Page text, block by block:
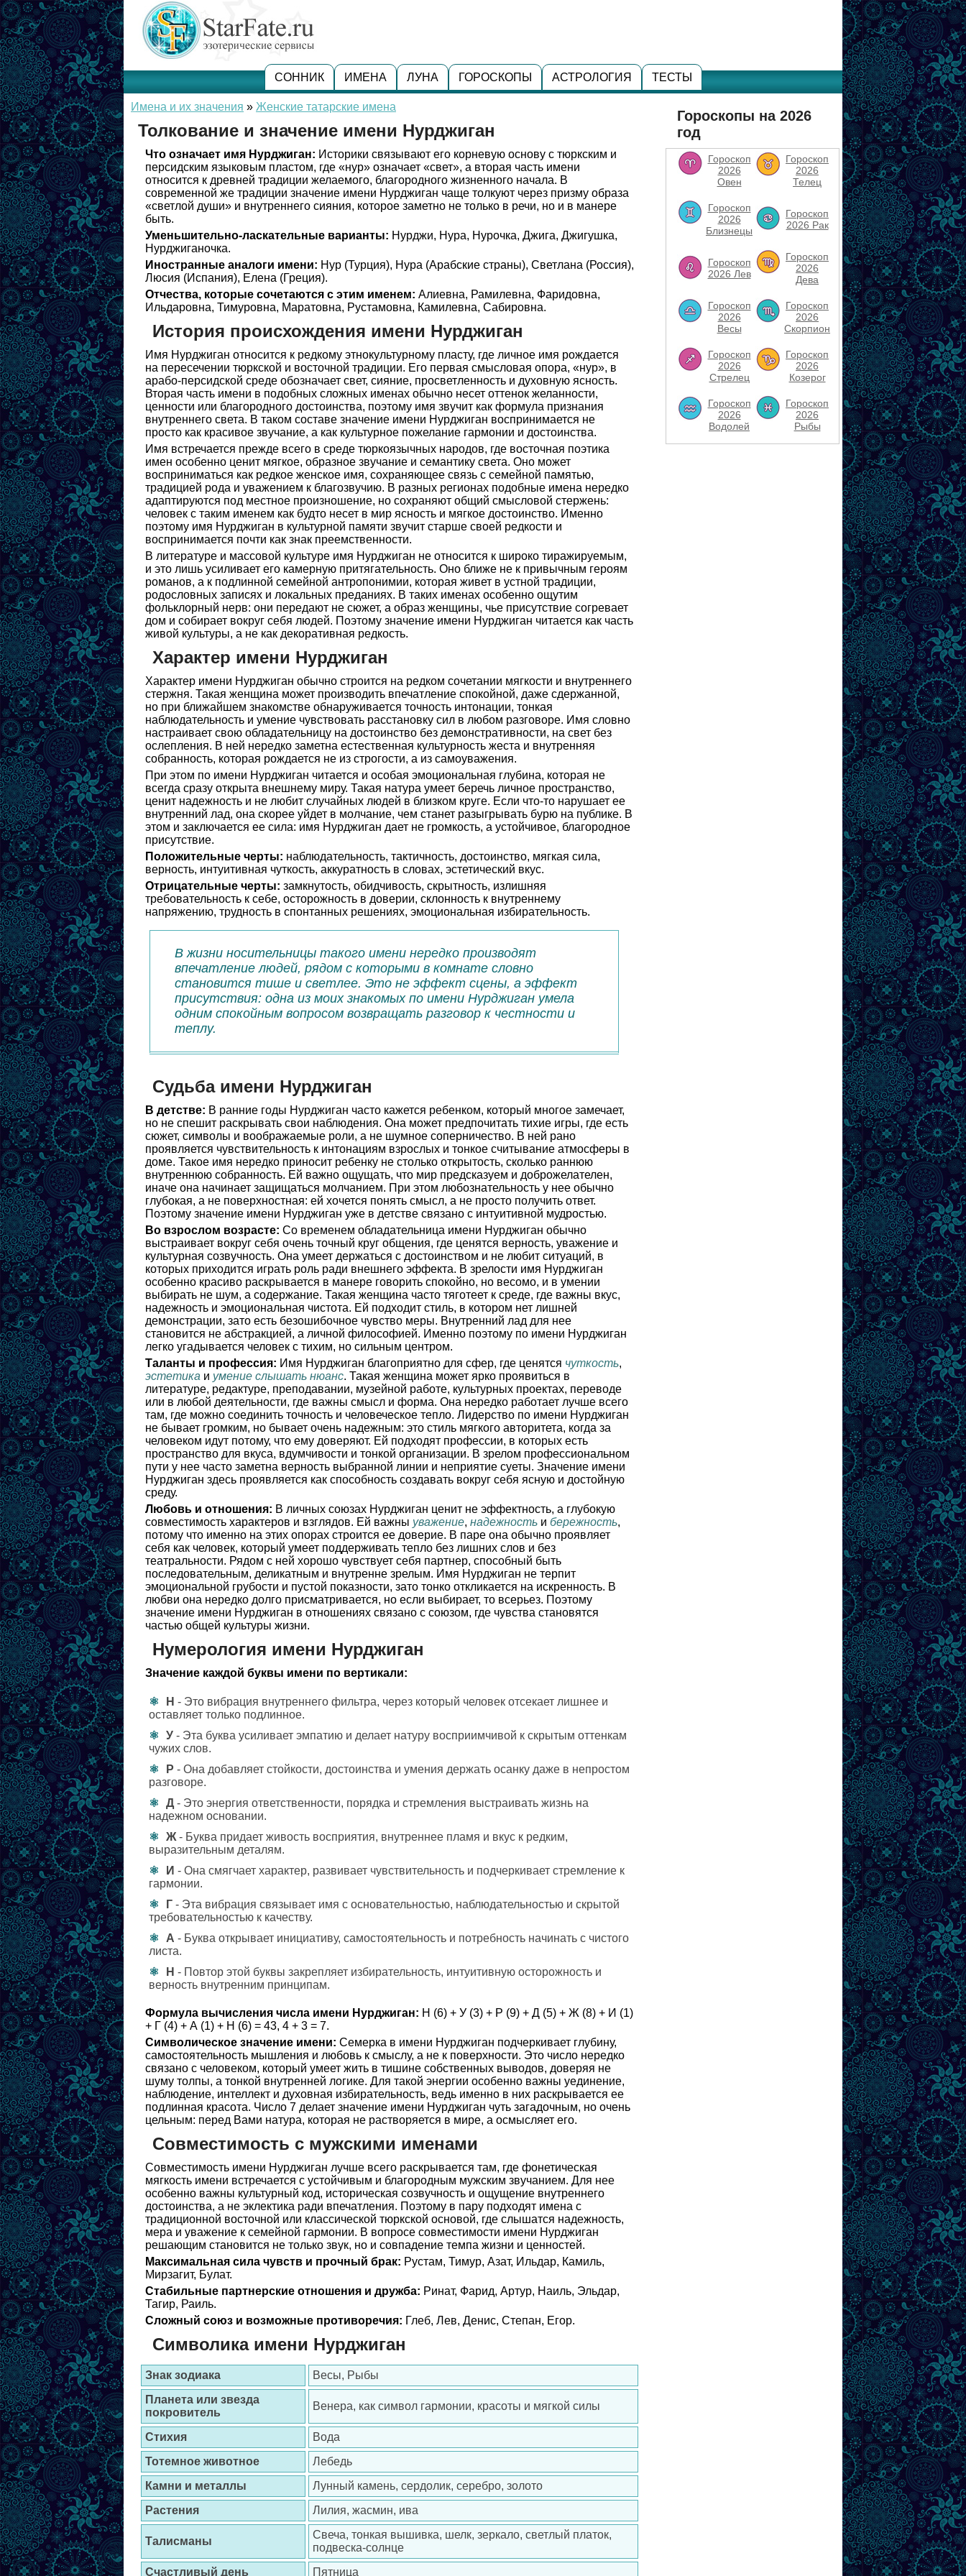
СОННИК ИМЕНА ЛУНА ГОРОСКОПЫ АСТРОЛОГИЯ ТЕСТЫ
Имена и их значения » Женские татарские имена
Толкование и значение имени Нурджиган
Что означает имя Нурджиган: Историки связывают его корневую основу с тюркским и
персидским языковым пластом, где «нур» означает «свет», а вторая часть имени
относится к древней традиции желаемого, благородного жизненного начала. В
современной же традиции значение имени Нурджиган чаще толкуют через призму образа
«светлой души» и внутреннего сияния, которое заметно не только в речи, но и в манере
быть.
Уменьшительно-ласкательные варианты: Нурджи, Нура, Нурочка, Джига, Джигушка,
Нурджиганочка.
Иностранные аналоги имени: Нур (Турция), Нура (Арабские страны), Светлана (Россия),
Люсия (Испания), Елена (Греция).
Отчества, которые сочетаются с этим именем: Алиевна, Рамилевна, Фаридовна,
Ильдаровна, Тимуровна, Маратовна, Рустамовна, Камилевна, Сабировна.
История происхождения имени Нурджиган
Имя Нурджиган относится к редкому этнокультурному пласту, где личное имя рождается
на пересечении тюркской и восточной традиции. Его первая смысловая опора, «нур», в
арабо-персидской среде обозначает свет, сияние, просветленность и духовную ясность.
Вторая часть имени в подобных сложных именах обычно несет оттенок желанности,
ценности или благородного достоинства, поэтому имя звучит как формула признания
внутреннего света. В таком составе значение имени Нурджиган воспринимается не
просто как красивое звучание, а как культурное пожелание гармонии и достоинства.
Имя встречается прежде всего в среде тюркоязычных народов, где восточная поэтика
имен особенно ценит мягкое, образное звучание и семантику света. Оно может
восприниматься как редкое женское имя, сохраняющее связь с семейной памятью,
традицией рода и уважением к благозвучию. В разных регионах подобные имена нередко
адаптируются под местное произношение, но сохраняют общий смысловой стержень:
человек с таким именем как будто несет в мир ясность и мягкое достоинство. Именно
поэтому имя Нурджиган в культурной памяти звучит старше своей редкости и
воспринимается почти как знак преемственности.
В литературе и массовой культуре имя Нурджиган не относится к широко тиражируемым,
и это лишь усиливает его камерную притягательность. Оно ближе не к привычным героям
романов, а к подлинной семейной антропонимии, которая живет в устной традиции,
родословных записях и локальных преданиях. В таких именах особенно ощутим
фольклорный нерв: они передают не сюжет, а образ женщины, чье присутствие согревает
дом и собирает вокруг себя людей. Поэтому значение имени Нурджиган читается как часть
живой культуры, а не как декоративная редкость.
Характер имени Нурджиган
Характер имени Нурджиган обычно строится на редком сочетании мягкости и внутреннего
стержня. Такая женщина может производить впечатление спокойной, даже сдержанной,
но при ближайшем знакомстве обнаруживается точность интонации, тонкая
наблюдательность и умение чувствовать расстановку сил в любом разговоре. Имя словно
настраивает свою обладательницу на достоинство без демонстративности, на свет без
ослепления. В ней нередко заметна естественная культурность жеста и внутренняя
собранность, которая рождается не из строгости, а из самоуважения.
При этом по имени Нурджиган читается и особая эмоциональная глубина, которая не
всегда сразу открыта внешнему миру. Такая натура умеет беречь личное пространство,
ценит надежность и не любит случайных людей в близком круге. Если что-то нарушает ее
внутренний лад, она скорее уйдет в молчание, чем станет разыгрывать бурю на публике. В
этом и заключается ее сила: имя Нурджиган дает не громкость, а устойчивое, благородное
присутствие.
Положительные черты: наблюдательность, тактичность, достоинство, мягкая сила,
верность, интуитивная чуткость, аккуратность в словах, эстетический вкус.
Отрицательные черты: замкнутость, обидчивость, скрытность, излишняя
требовательность к себе, осторожность в доверии, склонность к внутреннему
напряжению, трудность в спонтанных решениях, эмоциональная избирательность.
В жизни носительницы такого имени нередко производят
впечатление людей, рядом с которыми в комнате словно
становится тише и светлее. Это не эффект сцены, а эффект
присутствия: одна из моих знакомых по имени Нурджиган умела
одним спокойным вопросом возвращать разговор к честности и
теплу.
Судьба имени Нурджиган
В детстве: В ранние годы Нурджиган часто кажется ребенком, который многое замечает,
но не спешит раскрывать свои наблюдения. Она может предпочитать тихие игры, где есть
сюжет, символы и воображаемые роли, а не шумное соперничество. В ней рано
проявляется чувствительность к интонациям взрослых и тонкое считывание атмосферы в
доме. Такое имя нередко приносит ребенку не столько открытость, сколько раннюю
внутреннюю собранность. Ей важно ощущать, что мир предсказуем и доброжелателен,
иначе она начинает защищаться молчанием. При этом любознательность у нее обычно
глубокая, а не поверхностная: ей хочется понять смысл, а не просто получить ответ.
Поэтому значение имени Нурджиган уже в детстве связано с интуитивной мудростью.
Во взрослом возрасте: Со временем обладательница имени Нурджиган обычно
выстраивает вокруг себя очень точный круг общения, где ценятся верность, уважение и
культурная созвучность. Она умеет держаться с достоинством и не любит ситуаций, в
которых приходится играть роль ради внешнего эффекта. В зрелости имя Нурджиган
особенно красиво раскрывается в манере говорить спокойно, но весомо, и в умении
выбирать не шум, а содержание. Такая женщина часто тяготеет к среде, где важны вкус,
надежность и эмоциональная чистота. Ей подходит стиль, в котором нет лишней
демонстрации, зато есть безошибочное чувство меры. Внутренний лад для нее
становится не абстракцией, а личной философией. Именно поэтому по имени Нурджиган
легко угадывается человек с тихим, но сильным центром.
Таланты и профессия: Имя Нурджиган благоприятно для сфер, где ценятся чуткость,
эстетика и умение слышать нюанс. Такая женщина может ярко проявиться в
литературе, редактуре, преподавании, музейной работе, культурных проектах, переводе
или в любой деятельности, где важны смысл и форма. Она нередко работает лучше всего
там, где можно соединить точность и человеческое тепло. Лидерство по имени Нурджиган
не бывает громким, но бывает очень надежным: это стиль мягкого авторитета, когда за
человеком идут потому, что ему доверяют. Ей подходят профессии, в которых есть
пространство для вкуса, вдумчивости и тонкой организации. В зрелом профессиональном
пути у нее часто заметна верность выбранной линии и неприятие суеты. Значение имени
Нурджиган здесь проявляется как способность создавать вокруг себя ясную и достойную
среду.
Любовь и отношения: В личных союзах Нурджиган ценит не эффектность, а глубокую
совместимость характеров и взглядов. Ей важны уважение, надежность и бережность,
потому что именно на этих опорах строится ее доверие. В паре она обычно проявляет
себя как человек, который умеет поддерживать тепло без лишних слов и без
театральности. Рядом с ней хорошо чувствует себя партнер, способный быть
последовательным, деликатным и внутренне зрелым. Имя Нурджиган не терпит
эмоциональной грубости и пустой показности, зато тонко откликается на искренность. В
любви она нередко долго присматривается, но если выбирает, то всерьез. Поэтому
значение имени Нурджиган в отношениях связано с союзом, где чувства становятся
частью общей культуры жизни.
Нумерология имени Нурджиган
Значение каждой буквы имени по вертикали:
Н - Это вибрация внутреннего фильтра, через который человек отсекает лишнее и
оставляет только подлинное.
У - Эта буква усиливает эмпатию и делает натуру восприимчивой к скрытым оттенкам
чужих слов.
Р - Она добавляет стойкости, достоинства и умения держать осанку даже в непростом
разговоре.
Д - Это энергия ответственности, порядка и стремления выстраивать жизнь на
надежном основании.
Ж - Буква придает живость восприятия, внутреннее пламя и вкус к редким,
выразительным деталям.
И - Она смягчает характер, развивает чувствительность и подчеркивает стремление к
гармонии.
Г - Эта вибрация связывает имя с основательностью, наблюдательностью и скрытой
требовательностью к качеству.
А - Буква открывает инициативу, самостоятельность и потребность начинать с чистого
листа.
Н - Повтор этой буквы закрепляет избирательность, интуитивную осторожность и
верность внутренним принципам.
Формула вычисления числа имени Нурджиган: Н (6) + У (3) + Р (9) + Д (5) + Ж (8) + И (1)
+ Г (4) + А (1) + Н (6) = 43, 4 + 3 = 7.
Символическое значение имени: Семерка в имени Нурджиган подчеркивает глубину,
самостоятельность мышления и любовь к смыслу, а не к поверхности. Это число нередко
связано с человеком, который умеет жить в тишине собственных выводов, доверяя не
шуму толпы, а тонкой внутренней логике. Для такой энергии особенно важны уединение,
наблюдение, интеллект и духовная избирательность, ведь именно в них раскрывается ее
подлинная красота. Число 7 делает значение имени Нурджиган чуть загадочным, но очень
цельным: перед Вами натура, которая не растворяется в мире, а осмысляет его.
Совместимость с мужскими именами
Совместимость имени Нурджиган лучше всего раскрывается там, где фонетическая
мягкость имени встречается с устойчивым и благородным мужским звучанием. Для нее
особенно важны культурный код, историческая созвучность и ощущение внутреннего
достоинства, а не эклектика ради впечатления. Поэтому в пару подходят имена с
традиционной восточной или классической тюркской основой, где слышатся надежность,
мера и уважение к семейной гармонии. В вопросе совместимости имени Нурджиган
решающим становится не только звук, но и совпадение темпа жизни и ценностей.
Максимальная сила чувств и прочный брак: Рустам, Тимур, Азат, Ильдар, Камиль,
Мирзагит, Булат.
Стабильные партнерские отношения и дружба: Ринат, Фарид, Артур, Наиль, Эльдар,
Тагир, Раиль.
Сложный союз и возможные противоречия: Глеб, Лев, Денис, Степан, Егор.
Символика имени Нурджиган
Знак зодиака
Весы, Рыбы
Планета или звезда
покровитель
Венера, как символ гармонии, красоты и мягкой силы
Стихия
Вода
Тотемное животное
Лебедь
Камни и металлы
Лунный камень, сердолик, серебро, золото
Растения
Лилия, жасмин, ива
Талисманы
Свеча, тонкая вышивка, шелк, зеркало, светлый платок,
подвеска-солнце
Счастливый день
Пятница
Гороскопы на 2026
год
Гороскоп
2026
Овен
Гороскоп
2026
Телец
Гороскоп
2026
Близнецы
Гороскоп
2026 Рак
Гороскоп
2026 Лев
Гороскоп
2026
Дева
Гороскоп
2026
Весы
Гороскоп
2026
Скорпион
Гороскоп
2026
Стрелец
Гороскоп
2026
Козерог
Гороскоп
2026
Водолей
Гороскоп
2026
Рыбы